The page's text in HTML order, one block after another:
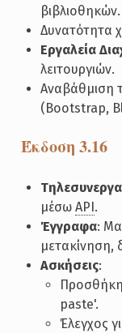
βιβλιοθηκών.
Δυνατότητα
Εργαλεία
λειτουργιών.
Αναβάθμιση
(Bootstrap,
Έκδοση 3.16
μέσω API.
Έγγραφα:
μετακίνηση,
Ασκήσεις:
paste'.
Έλεγχος